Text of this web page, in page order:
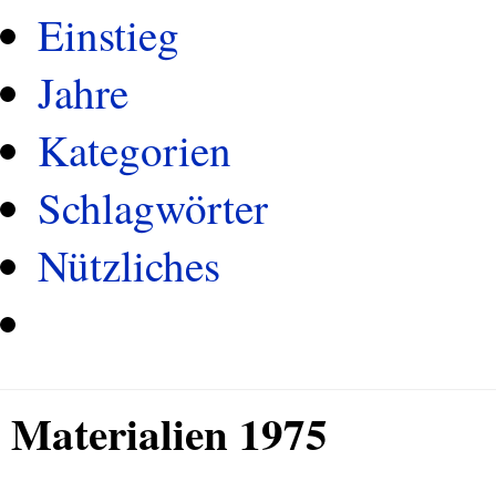
Einstieg
Jahre
Kategorien
Schlagwörter
Nützliches
Materialien 1975